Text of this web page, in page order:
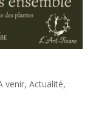
venir, Actualité,